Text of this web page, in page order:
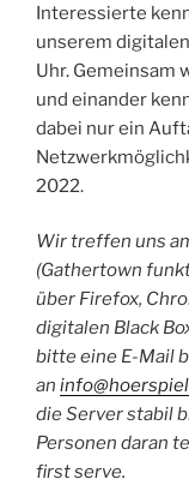
Interessierte
unserem
Uhr. Gemeinsam
und einander
dabei nur ein
2022.
Wir treffen uns
(Gathertown
über Firefox,
digitalen Black
bitte eine E-Mail
an
die Server stabil
Personen daran
first serve.